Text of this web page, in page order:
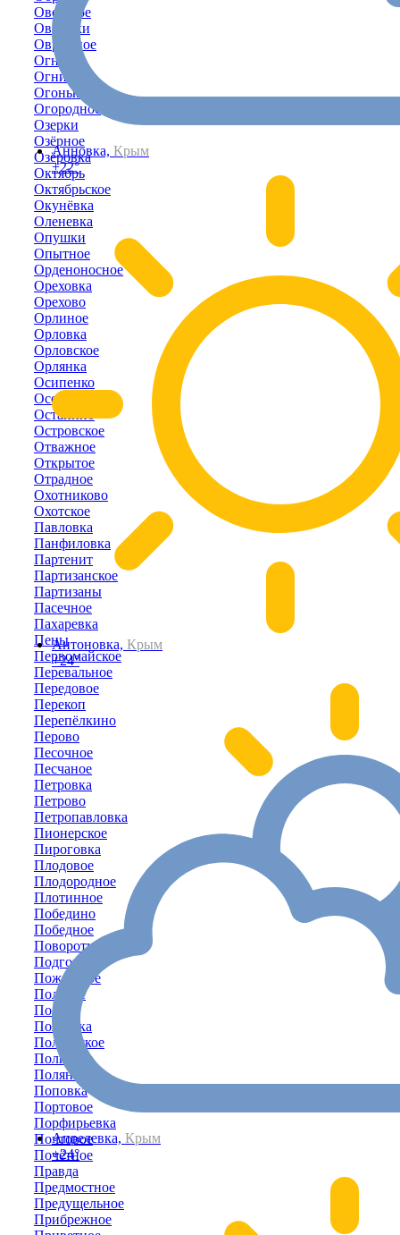
Анновка, Крым
+22°
Антоновка, Крым
+24°
Апрелевка, Крым
+24°
Овощное
Овражки
Овражное
Огневое
Огни
Огоньки
Огородное
Озерки
Озёрное
Озёровка
Октябрь
Октябрьское
Окунёвка
Оленевка
Опушки
Опытное
Орденоносное
Ореховка
Орехово
Орлиное
Орловка
Орловское
Орлянка
Осипенко
Осовины
Останино
Островское
Отважное
Открытое
Отрадное
Охотниково
Охотское
Павловка
Панфиловка
Партенит
Партизанское
Партизаны
Пасечное
Пахаревка
Пены
Первомайское
Перевальное
Передовое
Перекоп
Перепёлкино
Перово
Песочное
Песчаное
Петровка
Петрово
Петропавловка
Пионерское
Пироговка
Плодовое
Плодородное
Плотинное
Победино
Победное
Поворотное
Подгорное
Пожарское
Полевое
Пологи
Полтавка
Полтавское
Полюшко
Поляна
Поповка
Портовое
Порфирьевка
Почтовое
Почётное
Правда
Предмостное
Предущельное
Прибрежное